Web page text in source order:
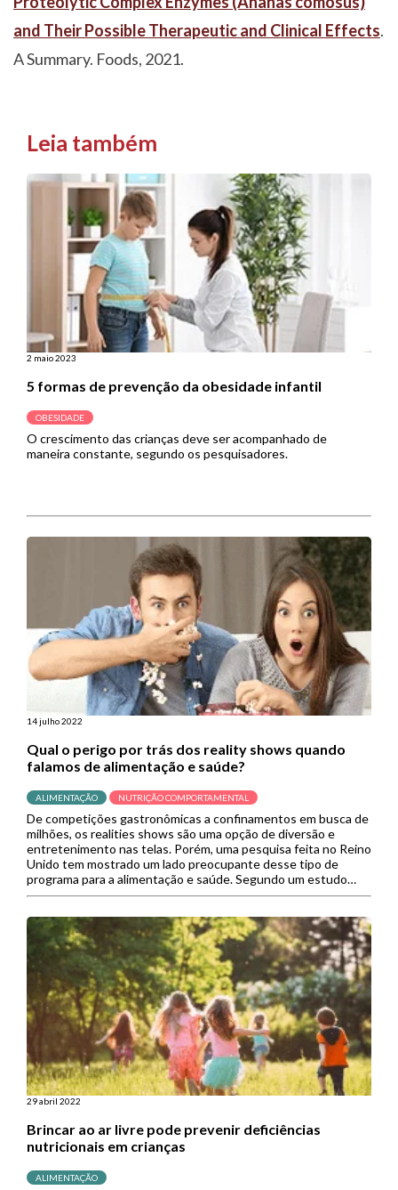
and Their Possible Therapeutic and Clinical Effects.
A Summary. Foods, 2021.
Leia também
2 maio 2023
5 formas de prevenção da obesidade infantil
OBESIDADE
O crescimento das crianças deve ser acompanhado de
maneira constante, segundo os pesquisadores.
14 julho 2022
Qual o perigo por trás dos reality shows quando
falamos de alimentação e saúde?
ALIMENTAÇÃO NUTRIÇÃO COMPORTAMENTAL
De competições gastronômicas a confinamentos em busca de
milhões, os realities shows são uma opção de diversão e
entretenimento nas telas. Porém, uma pesquisa feita no Reino
Unido tem mostrado um lado preocupante desse tipo de
programa para a alimentação e saúde. Segundo um estudo
publicado pelo Journal of Public Health, a exposição televisiva
29 abril 2022
Brincar ao ar livre pode prevenir deficiências
nutricionais em crianças
ALIMENTAÇÃO